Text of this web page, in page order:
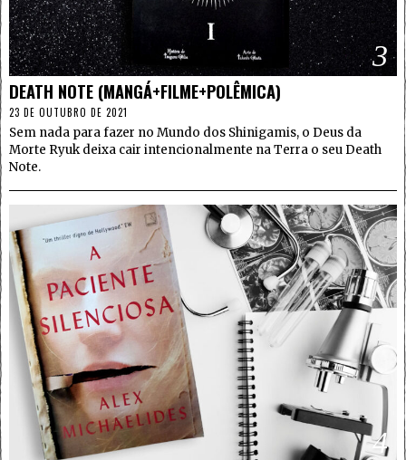
3
DEATH NOTE (MANGÁ+FILME+POLÊMICA)
23 DE OUTUBRO DE 2021
Sem nada para fazer no Mundo dos Shinigamis, o Deus da
Morte Ryuk deixa cair intencionalmente na Terra o seu Death
Note.
4